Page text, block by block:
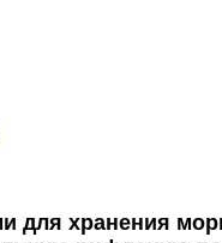
для хранения